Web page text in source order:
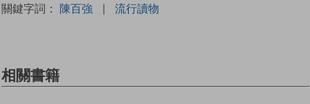
關鍵字詞： 陳百強 | 流行讀物
相關書籍